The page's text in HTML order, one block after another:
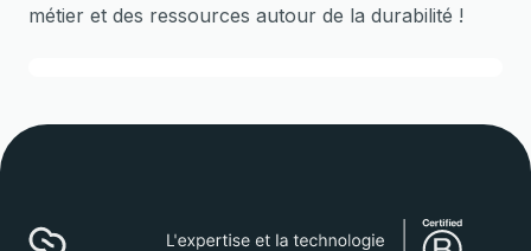
métier et des ressources autour de la durabilité !